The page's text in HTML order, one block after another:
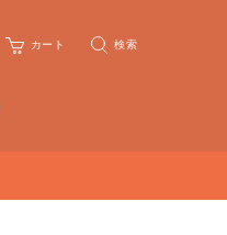
カート 検索